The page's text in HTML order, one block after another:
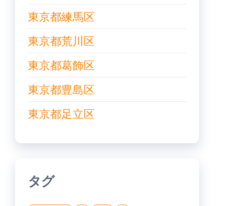
東京都練馬区
東京都荒川区
東京都葛飾区
東京都豊島区
東京都足立区
タグ